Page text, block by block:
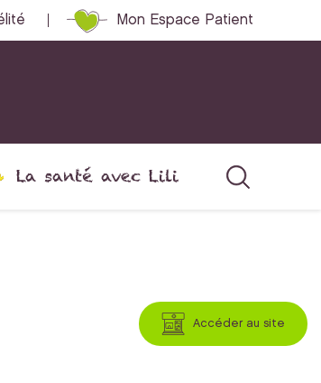
Mon Espace Patient
La santé avec Lili
Accéder au site